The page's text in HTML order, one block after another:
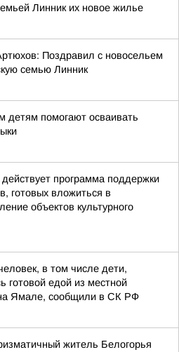
Линник их новое жилье
Поздравил с новосельем
семью Линник
детям помогают осваивать
программа поддержки
готовых вложиться в
объектов культурного
в том числе дети,
готовой едой из местной
Ямале, сообщили в СК РФ
житель Белогорья